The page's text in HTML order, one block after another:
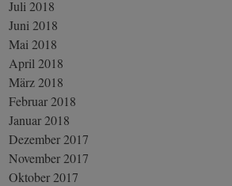
Juli 2018
Juni 2018
Mai 2018
April 2018
März 2018
Februar 2018
Januar 2018
Dezember 2017
November 2017
Oktober 2017